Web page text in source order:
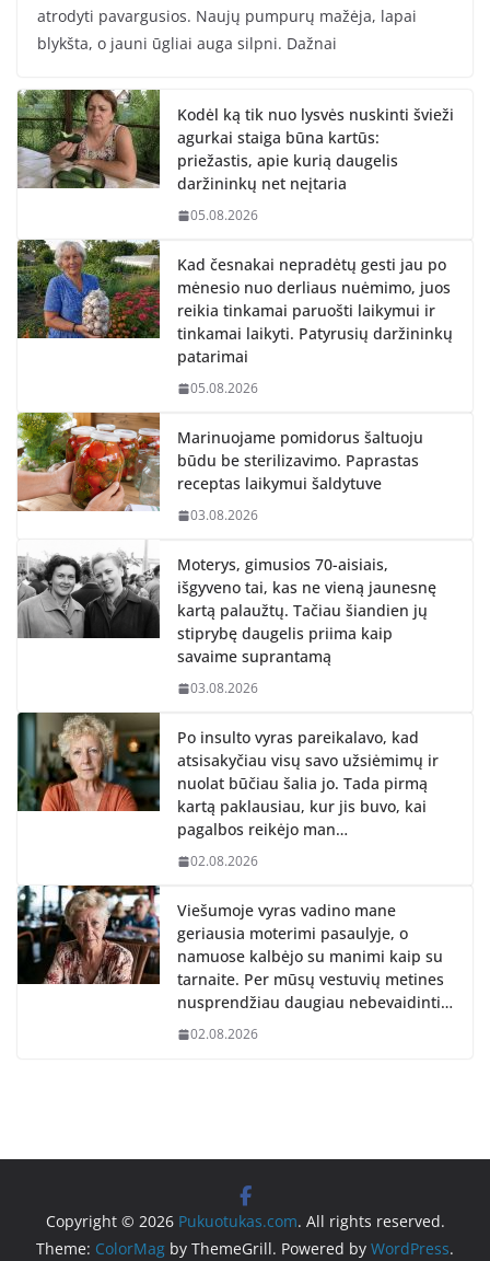
atrodyti pavargusios. Naujų pumpurų mažėja, lapai
blykšta, o jauni ūgliai auga silpni. Dažnai
Kodėl ką tik nuo lysvės nuskinti švieži
agurkai staiga būna kartūs:
priežastis, apie kurią daugelis
daržininkų net neįtaria
05.08.2026
Kad česnakai nepradėtų gesti jau po
mėnesio nuo derliaus nuėmimo, juos
reikia tinkamai paruošti laikymui ir
tinkamai laikyti. Patyrusių daržininkų
patarimai
05.08.2026
Marinuojame pomidorus šaltuoju
būdu be sterilizavimo. Paprastas
receptas laikymui šaldytuve
03.08.2026
Moterys, gimusios 70-aisiais,
išgyveno tai, kas ne vieną jaunesnę
kartą palaužtų. Tačiau šiandien jų
stiprybę daugelis priima kaip
savaime suprantamą
03.08.2026
Po insulto vyras pareikalavo, kad
atsisakyčiau visų savo užsiėmimų ir
nuolat būčiau šalia jo. Tada pirmą
kartą paklausiau, kur jis buvo, kai
pagalbos reikėjo man…
02.08.2026
Viešumoje vyras vadino mane
geriausia moterimi pasaulyje, o
namuose kalbėjo su manimi kaip su
tarnaite. Per mūsų vestuvių metines
nusprendžiau daugiau nebevaidinti…
02.08.2026
Copyright © 2026 Pukuotukas.com. All rights reserved.
Theme: ColorMag by ThemeGrill. Powered by WordPress.